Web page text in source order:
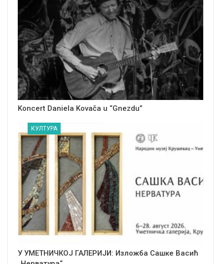
Koncert Daniela Kovača u “Gnezdu”
КУЛТУРА
У УМЕТНИЧКОЈ ГАЛЕРИЈИ: Изложба Сашке Васић